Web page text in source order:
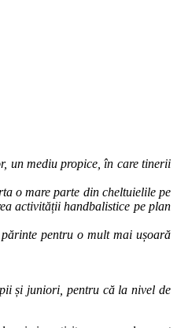
un mediu propice, în care tinerii
o mare parte din cheltuielile pe
activității handbalistice pe plan
pentru o mult mai ușoară
și juniori, pentru că la nivel de